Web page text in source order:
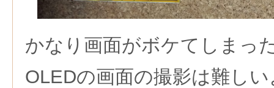
かなり画面がボケてしまっ
OLEDの画面の撮影は難し